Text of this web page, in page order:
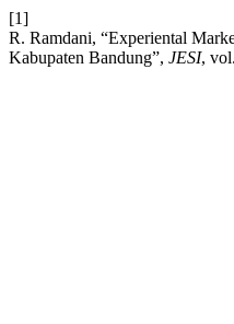
[1]
R. Ramdani, “Experiental
Kabupaten Bandung”, JESI,